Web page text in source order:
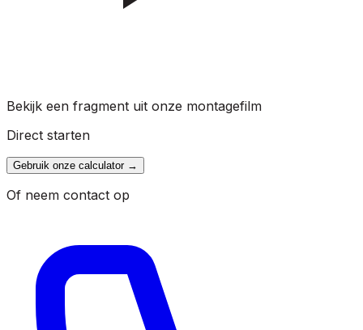
Bekijk een fragment uit onze montagefilm
Direct starten
Gebruik onze calculator→
Of neem contact op